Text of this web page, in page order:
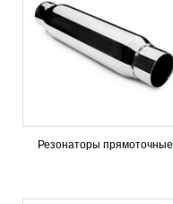
Резонаторы прямоточные